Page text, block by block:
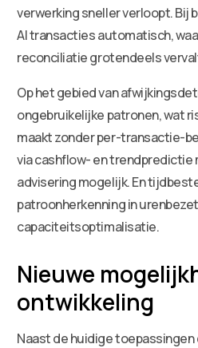
verwerking sneller verloopt. Bij
AI transacties automatisch,
reconciliatie grotendeels
Op het gebied van
ongebruikelijke patronen, wat
maakt zonder per-transactie-
via cashflow- en trendpredictie
advisering mogelijk. En
patroonherkenning in
capaciteitsoptimalisatie.
Nieuwe
ontwikkeling
Naast de huidige